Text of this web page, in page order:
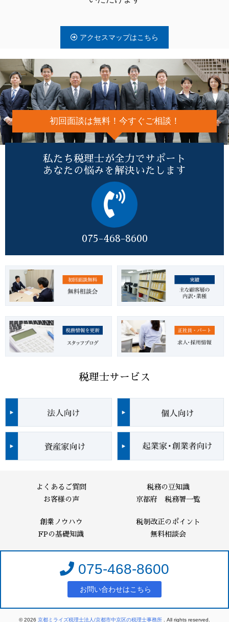
アクセスマップはこちら
初回面談は無料！今すぐご相談！
私たち税理士が全力でサポート
あなたの悩みを解決いたします
075-468-8600
税理士サービス
よくあるご質問
お客様の声
税務の豆知識
京都府 税務署一覧
創業ノウハウ
FPの基礎知識
税制改正のポイント
無料相談会
075-468-8600
お問い合わせはこちら
© 2026 京都ミライズ税理士法人/京都市中京区の税理士事務所 . All rights reserved.